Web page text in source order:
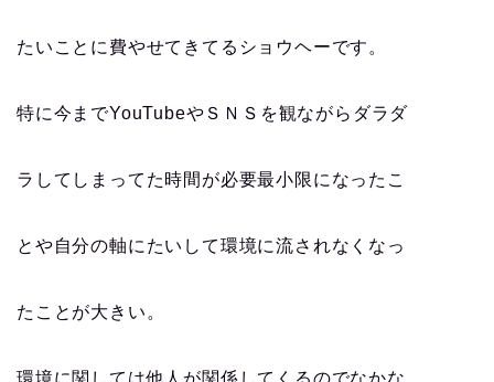
たいことに費やせてきてるショウヘーです。
特に今までYouTubeやＳＮＳを観ながらダラダ
ラしてしまってた時間が必要最小限になったこ
とや自分の軸にたいして環境に流されなくなっ
たことが大きい。